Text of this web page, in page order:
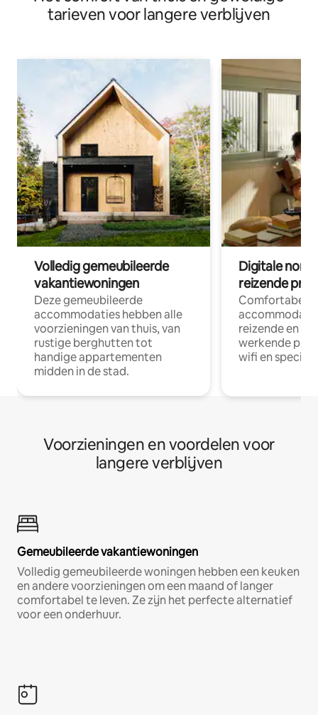
tarieven voor langere verblijven
Volledig gemeubileerde
vakantiewoningen
Deze gemeubileerde
accommodaties hebben alle
voorzieningen van thuis, van
rustige berghutten tot
handige appartementen
midden in de stad.
Digitale
reizende
Comfortabele
reizende en
werkende
wifi en
Voorzieningen en voordelen voor
langere verblijven
Gemeubileerde vakantiewoningen
Volledig gemeubileerde woningen hebben een keuken
en andere voorzieningen om een maand of langer
comfortabel te leven. Ze zijn het perfecte alternatief
voor een onderhuur.